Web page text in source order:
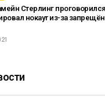
Стерлинг
нокаут из-за